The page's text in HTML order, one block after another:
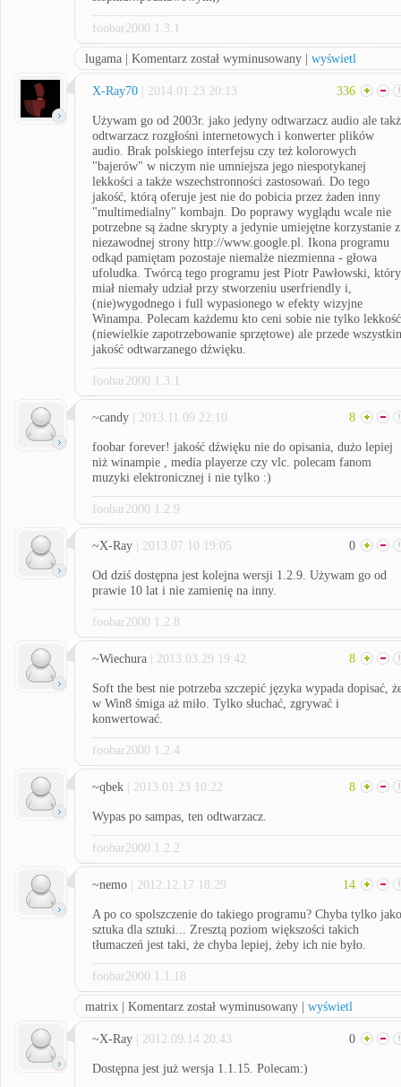
foobar2000 1.3.1
lugama | Komentarz został wyminusowany | wyświetl
X-Ray70 | 2014.01.23 20:13 336
Używam go od 2003r. jako jedyny odtwarzacz audio ale
odtwarzacz rozgłośni internetowych i konwerter plików
audio. Brak polskiego interfejsu czy też kolorowych
"bajerów" w niczym nie umniejsza jego niespotykanej
lekkości a także wszechstronności zastosowań. Do tego
jakość, którą oferuje jest nie do pobicia przez żaden inny
"multimedialny" kombajn. Do poprawy wyglądu wcale nie
potrzebne są żadne skrypty a jedynie umiejętne korzystanie z
niezawodnej strony http://www.google.pl. Ikona programu
odkąd pamiętam pozostaje niemalże niezmienna - głowa
ufoludka. Twórcą tego programu jest Piotr Pawłowski, który
miał niemały udział przy stworzeniu userfriendly i,
(nie)wygodnego i full wypasionego w efekty wizyjne
Winampa. Polecam każdemu kto ceni sobie nie tylko lekkość
(niewielkie zapotrzebowanie sprzętowe) ale przede
jakość odtwarzanego dźwięku.
foobar2000 1.3.1
~candy | 2013.11.09 22:10 8
foobar forever! jakość dźwięku nie do opisania, dużo lepiej
niż winampie , media playerze czy vlc. polecam fanom
muzyki elektronicznej i nie tylko :)
foobar2000 1.2.9
~X-Ray | 2013.07.10 19:05 0
Od dziś dostępna jest kolejna wersji 1.2.9. Używam go od
prawie 10 lat i nie zamienię na inny.
foobar2000 1.2.8
~Wiechura | 2013.03.29 19:42 8
Soft the best nie potrzeba szczepić języka wypada dopisać,
w Win8 śmiga aż miło. Tylko słuchać, zgrywać i
konwertować.
foobar2000 1.2.4
~qbek | 2013.01.23 10:22 8
Wypas po sampas, ten odtwarzacz.
foobar2000 1.2.2
~nemo | 2012.12.17 18:29 14
A po co spolszczenie do takiego programu? Chyba tylko jako
sztuka dla sztuki... Zresztą poziom większości takich
tłumaczeń jest taki, że chyba lepiej, żeby ich nie było.
foobar2000 1.1.18
matrix | Komentarz został wyminusowany | wyświetl
~X-Ray | 2012.09.14 20:43 0
Dostępna jest już wersja 1.1.15. Polecam:)